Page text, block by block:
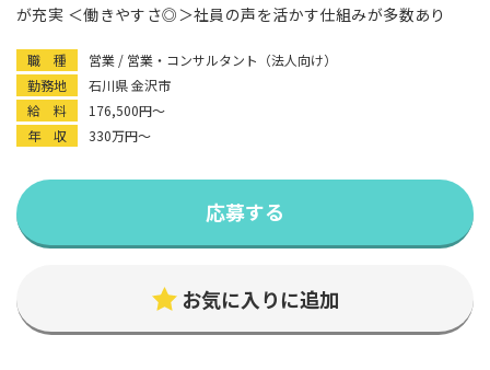
が充実 ＜働きやすさ◎＞社員の声を活かす仕組みが多数あり
職 種
営業 / 営業・コンサルタント（法人向け）
勤務地
石川県 金沢市
給 料
176,500円〜
年 収
330万円〜
応募する
お気に入りに追加